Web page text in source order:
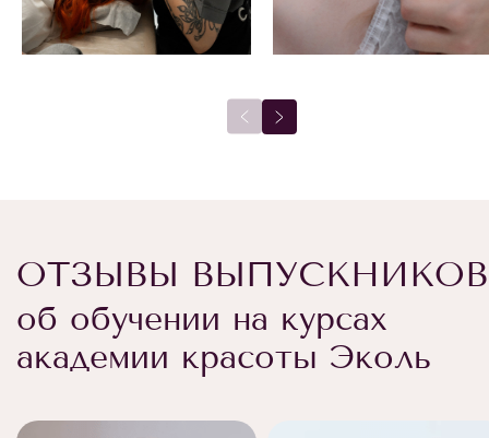
ОТЗЫВЫ ВЫПУСКНИКОВ
об обучении на курсах
академии красоты Эколь